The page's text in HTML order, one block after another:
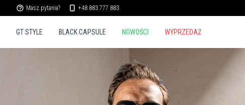
Masz pytania? +48 883 777 883
GT STYLE BLACK CAPSULE NOWOŚCI WYPRZEDAŻ